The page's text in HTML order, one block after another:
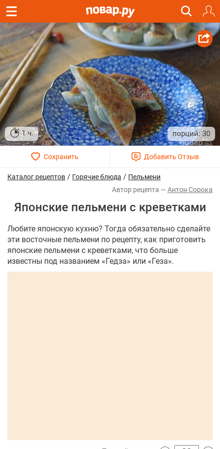
1 ч. 30
Каталог рецептов / Горячие блюда / Пельмени
Антон Сорока
Японские пельмени с креветками
Любите японскую кухню? Тогда обязательно сделайте
эти восточные пельмени по рецепту, как приготовить
японские пельмени с креветками, что больше
известны под названием «Гедза» или «Геза».